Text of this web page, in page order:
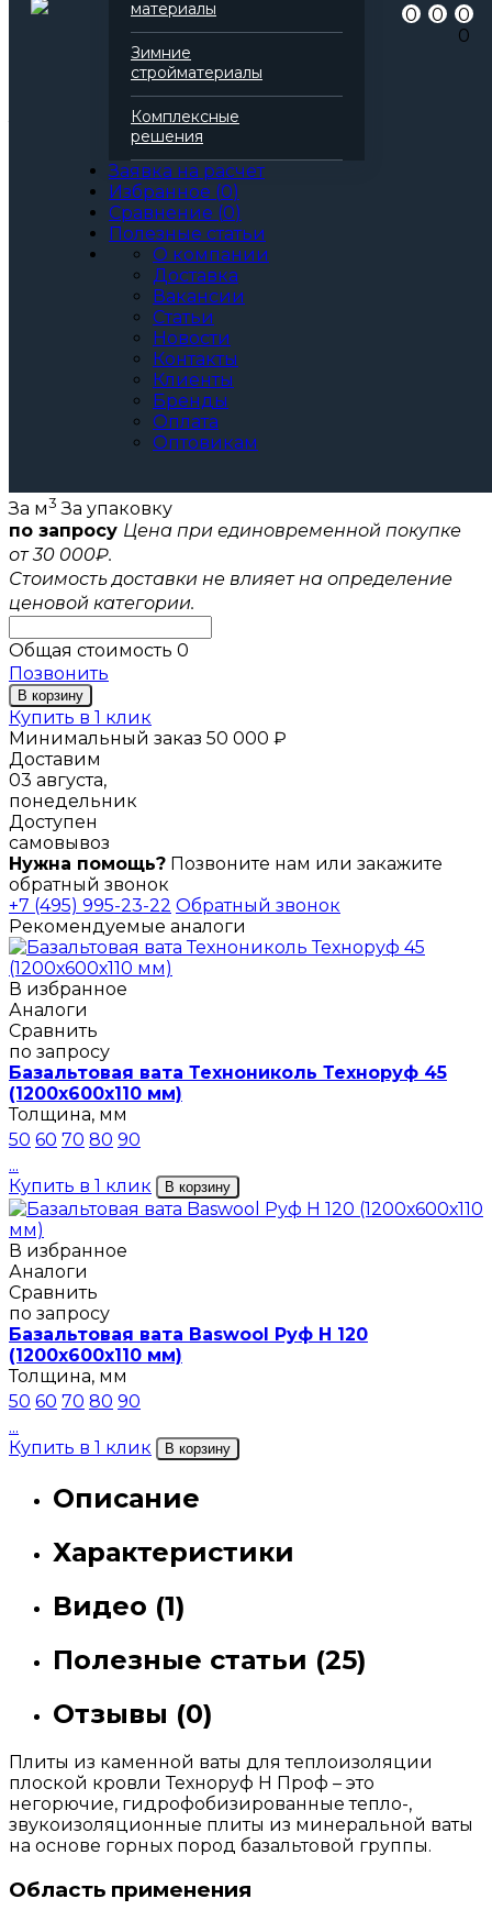
материалы
Зимние
стройматериалы
Комплексные
решения
Заявка на расчет
Избранное (0)
Сравнение (0)
Полезные статьи
О компании
Доставка
Вакансии
Статьи
Новости
Контакты
Клиенты
Бренды
Оплата
Оптовикам
0 0
0
0
Технониколь
Техноруф
Н Проф
Базальтовая вата
Все характеристики
За м3 За упаковку
по запросу Цена при единовременной покупке
от 30 000₽.
Стоимость доставки не влияет на определение
ценовой категории.
Общая стоимость 0
Позвонить
В корзину
Купить в 1 клик
Минимальный заказ 50 000 ₽
Доставим
03 августа,
понедельник
Доступен
самовывоз
Нужна помощь? Позвоните нам или закажите
обратный звонок
+7 (495) 995-23-22 Обратный звонок
Рекомендуемые аналоги
В избранное
Аналоги
Сравнить
по запросу
Базальтовая вата Технониколь Техноруф 45
(1200х600х110 мм)
Толщина, мм
50 60 70 80 90
...
Купить в 1 клик
В корзину
В избранное
Аналоги
Сравнить
по запросу
Базальтовая вата Baswool Руф Н 120
(1200х600х110 мм)
Толщина, мм
50 60 70 80 90
...
Купить в 1 клик
В корзину
Описание
Характеристики
Видео (1)
Полезные статьи (25)
Отзывы (0)
Плиты из каменной ваты для теплоизоляции
плоской кровли Техноруф Н Проф – это
негорючие, гидрофобизированные тепло-,
звукоизоляционные плиты из минеральной ваты
на основе горных пород базальтовой группы.
Область применения